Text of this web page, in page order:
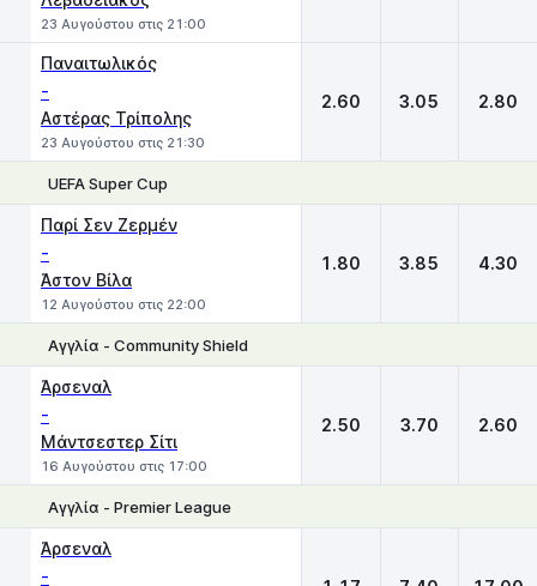
23 Αυγούστου στις 21:00
Παναιτωλικός
-
Αστέρας Τρίπολης
23 Αυγούστου στις 21:30
2.60 3.05 2.80
UEFA Super Cup
Παρί Σεν Ζερμέν
-
Άστον Βίλα
12 Αυγούστου στις 22:00
1.80 3.85 4.30
Αγγλία - Community Shield
Άρσεναλ
-
Μάντσεστερ Σίτι
16 Αυγούστου στις 17:00
2.50 3.70 2.60
Αγγλία - Premier League
Άρσεναλ
-